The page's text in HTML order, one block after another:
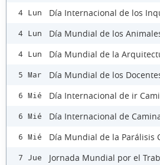
4 Lun Día Internacional de los
4 Lun Día Mundial de los
4 Lun Día Mundial de la
5 Mar Día Mundial de los
6 Mié Día Internacional de ir
6 Mié Día Internacional de
6 Mié Día Mundial de la Parálisis
7 Jue Jornada Mundial por el